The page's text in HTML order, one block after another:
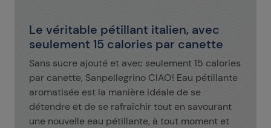
Le véritable pétillant italien, avec
seulement 15 calories par canette
Sans sucre ajouté et avec seulement 15 calories
par canette, Sanpellegrino CIAO! Eau pétillante
aromatisée est la manière idéale de se
détendre et de se rafraîchir tout en savourant
une nouvelle eau pétillante, à tout moment et